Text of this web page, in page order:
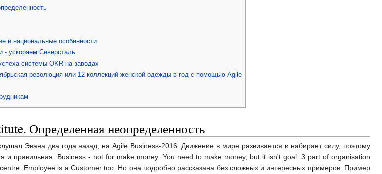
и национальные особенности
- ускоряем Северсталь
системы OKR на заводах
революция или 12 коллекций женской одежды в год с помощью Agile
Определенная неопределенность
Эвана два года назад, на Agile Business-2016. Движение в мире развивается и набирает силу, поэтому
и правильная. Business - not for make money. You need to make money, but it isn't goal. 3 part of organisation
Employee is a Customer too. Но она подробно рассказана без сложных и интересных примеров. Пример